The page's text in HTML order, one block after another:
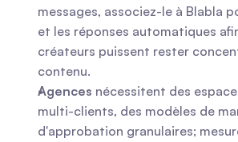
messages, associez-le à Blabla
et les réponses automatiques
créateurs puissent rester
contenu.
Agences nécessitent des
multi-clients, des modèles de
d'approbation granulaires;